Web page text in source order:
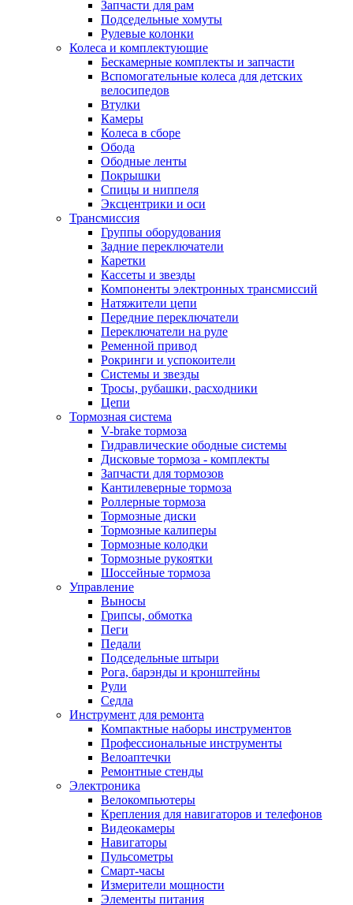
Запчасти для рам
Подседельные хомуты
Рулевые колонки
Колеса и комплектующие
Бескамерные комплекты и запчасти
Вспомогательные колеса для детских
велосипедов
Втулки
Камеры
Колеса в сборе
Обода
Ободные ленты
Покрышки
Спицы и ниппеля
Эксцентрики и оси
Трансмиссия
Группы оборудования
Задние переключатели
Каретки
Кассеты и звезды
Компоненты электронных трансмиссий
Натяжители цепи
Передние переключатели
Переключатели на руле
Ременной привод
Рокринги и успокоители
Системы и звезды
Тросы, рубашки, расходники
Цепи
Тормозная система
V-brake тормоза
Гидравлические ободные системы
Дисковые тормоза - комплекты
Запчасти для тормозов
Кантилеверные тормоза
Роллерные тормоза
Тормозные диски
Тормозные калиперы
Тормозные колодки
Тормозные рукоятки
Шоссейные тормоза
Управление
Выносы
Грипсы, обмотка
Пеги
Педали
Подседельные штыри
Рога, барэнды и кронштейны
Рули
Седла
Инструмент для ремонта
Компактные наборы инструментов
Профессиональные инструменты
Велоаптечки
Ремонтные стенды
Электроника
Велокомпьютеры
Крепления для навигаторов и телефонов
Видеокамеры
Навигаторы
Пульсометры
Смарт-часы
Измерители мощности
Элементы питания